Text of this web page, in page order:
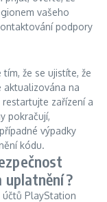
vašeho
podpory
že se ujistíte, že
aktualizována na
zařízení a
pokračují,
výpadky
kódu.
uplatnění?
PlayStation